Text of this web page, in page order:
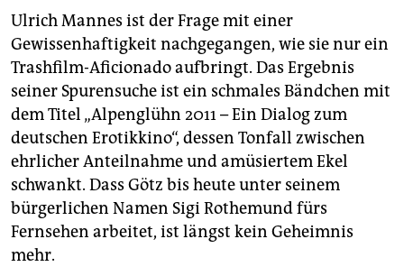
Ulrich Mannes ist der Frage mit einer
Gewissenhaftigkeit nachgegangen, wie sie nur ein
Trashfilm-Aficionado aufbringt. Das Ergebnis
seiner Spurensuche ist ein schmales Bändchen mit
dem Titel „Alpenglühn 2011 – Ein Dialog zum
deutschen Erotikkino“, dessen Tonfall zwischen
ehrlicher Anteilnahme und amüsiertem Ekel
schwankt. Dass Götz bis heute unter seinem
bürgerlichen Namen Sigi Rothemund fürs
Fernsehen arbeitet, ist längst kein Geheimnis
mehr.